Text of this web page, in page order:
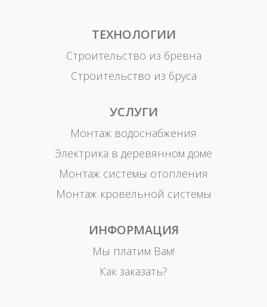
ТЕХНОЛОГИИ
Строительство из бревна
Строительство из бруса
УСЛУГИ
Монтаж водоснабжения
Электрика в деревянном доме
Монтаж системы отопления
Монтаж кровельной системы
ИНФОРМАЦИЯ
Мы платим Вам!
Как заказать?